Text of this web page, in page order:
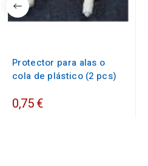
Protector para alas o
cola de plástico (2 pcs)
0,75 €